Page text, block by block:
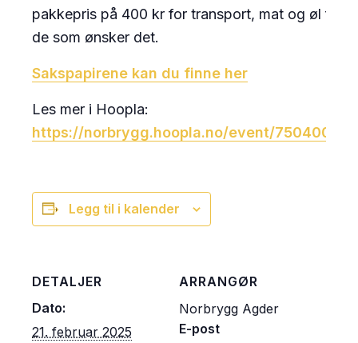
pakkepris på 400 kr for transport, mat og øl for
de som ønsker det.
Sakspapirene kan du finne her
Les mer i Hoopla:
https://norbrygg.hoopla.no/event/
Legg til i kalender
DETALJER
Dato:
21. februar 2025
ARRANGØR
Norbrygg Agder
E-post